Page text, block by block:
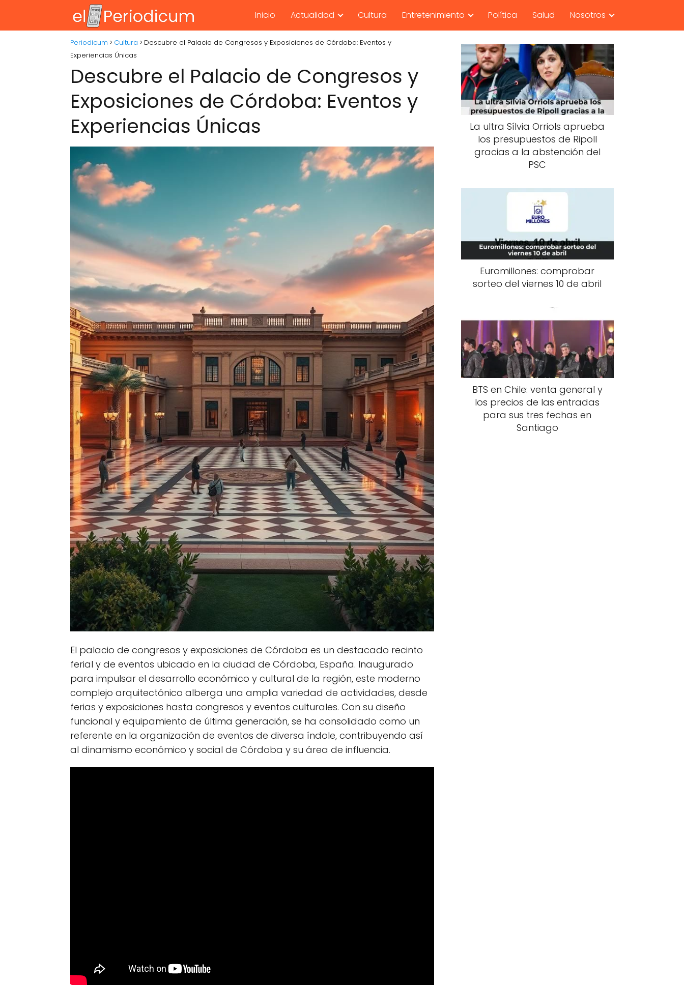
Inicio Actualidad Cultura Entretenimiento Política Salud Nosotros
Periodicum Cultura
Descubre el Palacio de Congresos y Exposiciones de Córdoba: Eventos y
Experiencias Únicas
Descubre el Palacio de Congresos y
Exposiciones de Córdoba: Eventos y
Experiencias Únicas
El palacio de congresos y exposiciones de Córdoba es un destacado recinto
ferial y de eventos ubicado en la ciudad de Córdoba, España. Inaugurado
para impulsar el desarrollo económico y cultural de la región, este moderno
complejo arquitectónico alberga una amplia variedad de actividades, desde
ferias y exposiciones hasta congresos y eventos culturales. Con su diseño
funcional y equipamiento de última generación, se ha consolidado como un
referente en la organización de eventos de diversa índole, contribuyendo así
al dinamismo económico y social de Córdoba y su área de influencia.
La ultra Sílvia Orriols aprueba
los presupuestos de Ripoll
gracias a la abstención del
PSC
Euromillones: comprobar
sorteo del viernes 10 de abril
BTS en Chile: venta general y
los precios de las entradas
para sus tres fechas en
Santiago